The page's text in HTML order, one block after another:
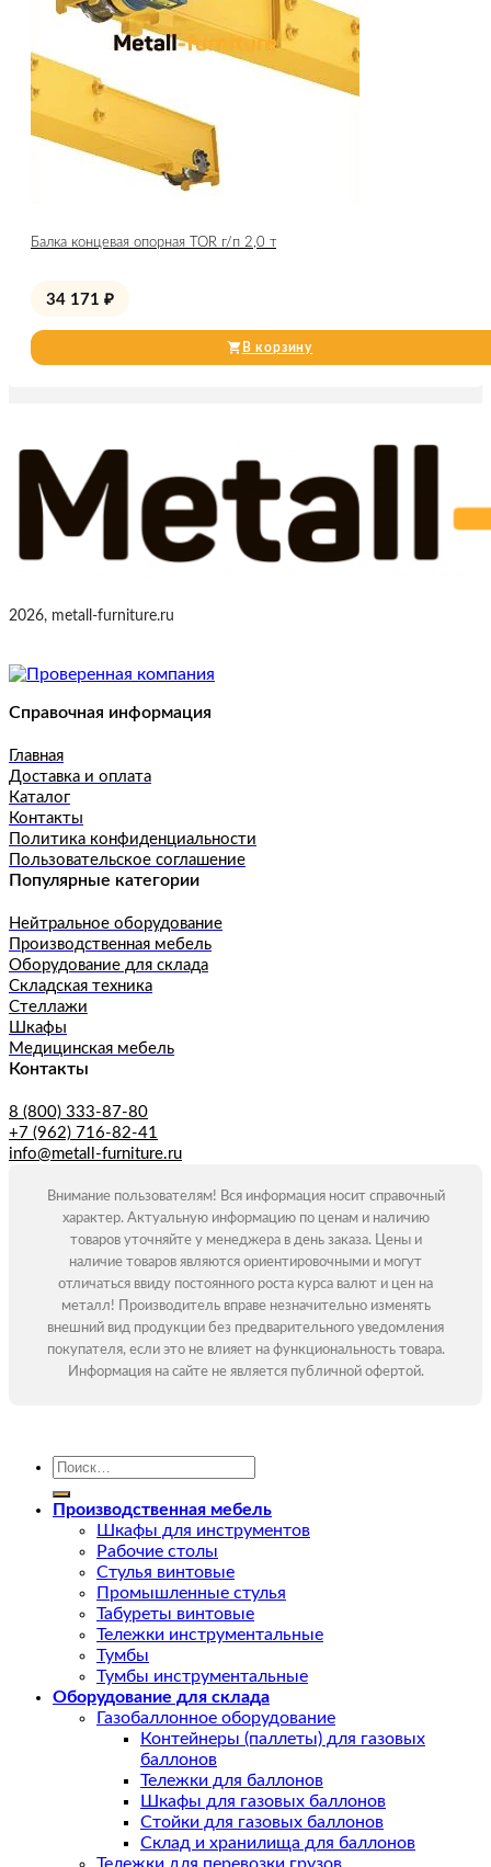
Балка концевая опорная TOR г/п 2,0 т
34 171 ₽
В корзину
2026, metall-furniture.ru
Справочная информация
Главная
Доставка и оплата
Каталог
Контакты
Политика конфиденциальности
Пользовательское соглашение
Популярные категории
Нейтральное оборудование
Производственная мебель
Оборудование для склада
Складская техника
Стеллажи
Шкафы
Медицинская мебель
Контакты
8 (800) 333-87-80
+7 (962) 716-82-41
info@metall-furniture.ru
Внимание пользователям! Вся информация носит справочный
характер. Актуальную информацию по ценам и наличию
товаров уточняйте у менеджера в день заказа. Цены и
наличие товаров являются ориентировочными и могут
отличаться ввиду постоянного роста курса валют и цен на
металл! Производитель вправе незначительно изменять
внешний вид продукции без предварительного уведомления
покупателя, если это не влияет на функциональность товара.
Информация на сайте не является публичной офертой.
Искать:
Производственная мебель
Шкафы для инструментов
Рабочие столы
Стулья винтовые
Промышленные стулья
Табуреты винтовые
Тележки инструментальные
Тумбы
Тумбы инструментальные
Оборудование для склада
Газобаллонное оборудование
Контейнеры (паллеты) для газовых
баллонов
Тележки для баллонов
Шкафы для газовых баллонов
Стойки для газовых баллонов
Склад и хранилища для баллонов